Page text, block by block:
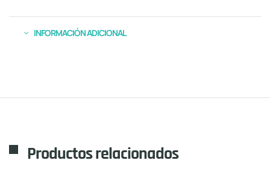
INFORMACIÓN ADICIONAL
Productos relacionados